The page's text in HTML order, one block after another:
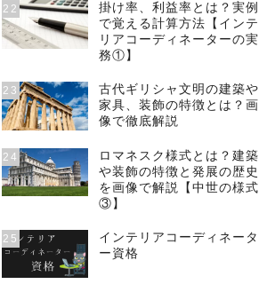
22
掛け率、利益率とは？実例
で覚える計算方法【インテ
リアコーディネーターの実
務①】
23
古代ギリシャ文明の建築や
家具、装飾の特徴とは？画
像で徹底解説
24
ロマネスク様式とは？建築
や装飾の特徴と発展の歴史
を画像で解説【中世の様式
③】
25
インテリアコーディネータ
ー資格